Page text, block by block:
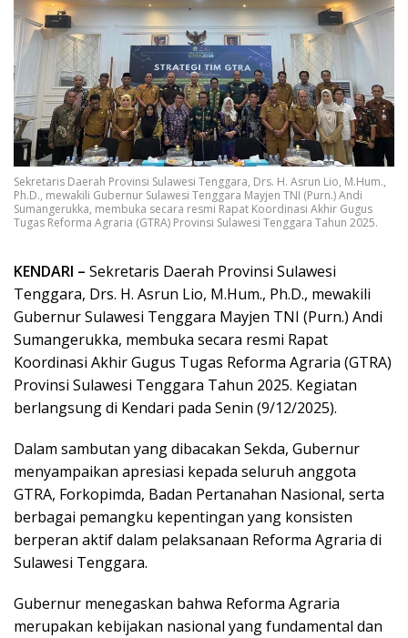
Sekretaris Daerah Provinsi Sulawesi Tenggara, Drs. H. Asrun Lio, M.Hum.,
Ph.D., mewakili Gubernur Sulawesi Tenggara Mayjen TNI (Purn.) Andi
Sumangerukka, membuka secara resmi Rapat Koordinasi Akhir Gugus
Tugas Reforma Agraria (GTRA) Provinsi Sulawesi Tenggara Tahun 2025.
KENDARI – Sekretaris Daerah Provinsi Sulawesi
Tenggara, Drs. H. Asrun Lio, M.Hum., Ph.D., mewakili
Gubernur Sulawesi Tenggara Mayjen TNI (Purn.) Andi
Sumangerukka, membuka secara resmi Rapat
Koordinasi Akhir Gugus Tugas Reforma Agraria (GTRA)
Provinsi Sulawesi Tenggara Tahun 2025. Kegiatan
berlangsung di Kendari pada Senin (9/12/2025).
Dalam sambutan yang dibacakan Sekda, Gubernur
menyampaikan apresiasi kepada seluruh anggota
GTRA, Forkopimda, Badan Pertanahan Nasional, serta
berbagai pemangku kepentingan yang konsisten
berperan aktif dalam pelaksanaan Reforma Agraria di
Sulawesi Tenggara.
Gubernur menegaskan bahwa Reforma Agraria
merupakan kebijakan nasional yang fundamental dan